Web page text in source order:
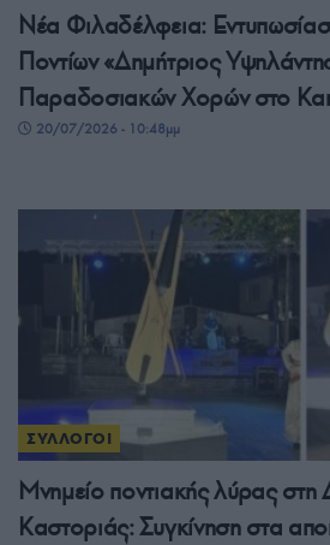
Νέα Φιλαδέλφεια:
Ποντίων «Δημήτριος
Παραδοσιακών Χορών στο
20/07/2026 - 10:48μμ
ΣΥΛΛΟΓΟΙ
Μνημείο ποντιακής λύρας στη
Καστοριάς: Συγκίνηση στα